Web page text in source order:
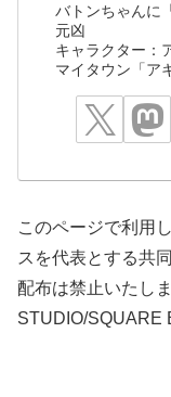
バトンちゃんに
元凶
キャラクター：
マイタウン「ア
このページで利用
スを代表とする共
配布は禁止いたし
STUDIO/SQUARE